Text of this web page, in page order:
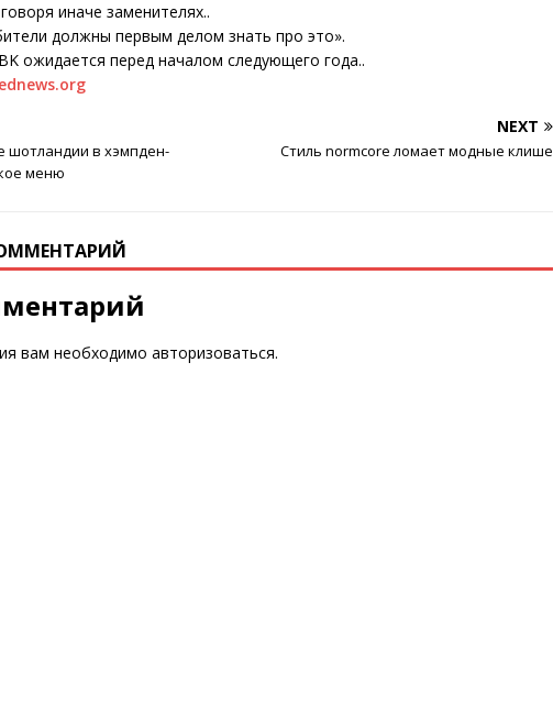
иначе заменителях..
должны первым делом знать про это».
ожидается перед началом следующего года..
шотландии в хэмпден-
меню
NEXT
Стиль normcore ломает модные клише
вам необходимо авторизоваться.